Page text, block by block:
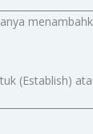
(Establish)